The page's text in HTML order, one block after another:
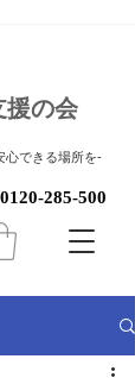
援の会
心できる場所を-
0120-285-500